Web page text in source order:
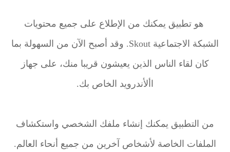
هو تطبيق يمكنك من الإطلاع على جميع محتويات
الشبكة الاجتماعية Skout. وقد أصبح الآن من السهولة بما
كان لقاء الناس الذين يعيشون قريبا منك، على جهاز
األأندرويد الخاص بك.
من التطبيق يمكنك إنشاء ملفك الشخصي واستكشاف
الملفات الخاصة لأشخاص آخرين من جميع أنحاء العالم.